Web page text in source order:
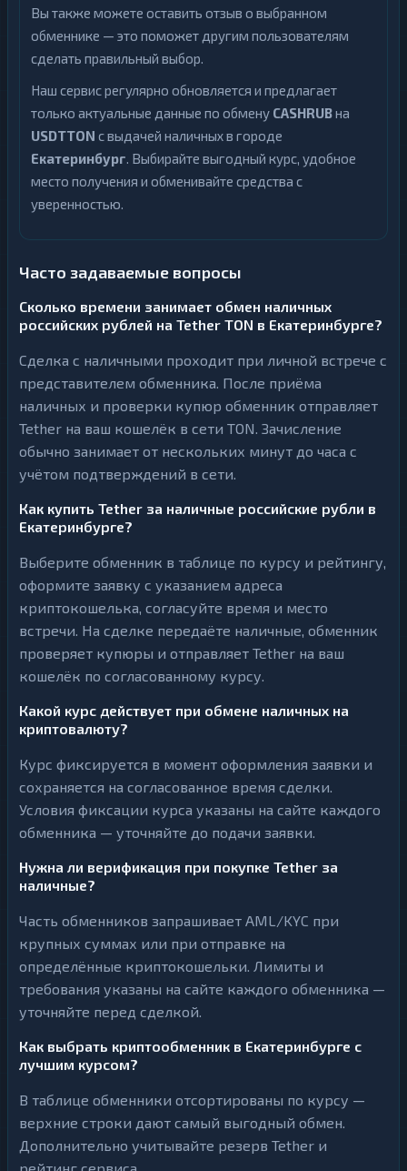
Вы также можете оставить отзыв о выбранном
обменнике — это поможет другим пользователям
сделать правильный выбор.
Наш сервис регулярно обновляется и предлагает
только актуальные данные по обмену CASHRUBна
USDTTON с выдачей наличных в городе
Екатеринбург. Выбирайте выгодный курс, удобное
место получения и обменивайте средства с
уверенностью.
Часто задаваемые вопросы
Сколько времени занимает обмен наличных
российских рублей на Tether TON в Екатеринбурге?
Сделка с наличными проходит при личной встрече с
представителем обменника. После приёма
наличных и проверки купюр обменник отправляет
Tether на ваш кошелёк в сети TON. Зачисление
обычно занимает от нескольких минут до часа с
учётом подтверждений в сети.
Как купить Tether за наличные российские рубли в
Екатеринбурге?
Выберите обменник в таблице по курсу и рейтингу,
оформите заявку с указанием адреса
криптокошелька, согласуйте время и место
встречи. На сделке передаёте наличные, обменник
проверяет купюры и отправляет Tether на ваш
кошелёк по согласованному курсу.
Какой курс действует при обмене наличных на
криптовалюту?
Курс фиксируется в момент оформления заявки и
сохраняется на согласованное время сделки.
Условия фиксации курса указаны на сайте каждого
обменника — уточняйте до подачи заявки.
Нужна ли верификация при покупке Tether за
наличные?
Часть обменников запрашивает AML/KYC при
крупных суммах или при отправке на
определённые криптокошельки. Лимиты и
требования указаны на сайте каждого обменника —
уточняйте перед сделкой.
Как выбрать криптообменник в Екатеринбурге с
лучшим курсом?
В таблице обменники отсортированы по курсу —
верхние строки дают самый выгодный обмен.
Дополнительно учитывайте резерв Tether и